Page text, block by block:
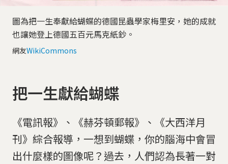
圖為把一生奉獻給蝴蝶的德國昆蟲學家梅里安，她的成就
也讓她登上德國五百元馬克紙鈔。
網友WikiCommons
把一生獻給蝴蝶
《電訊報》、《赫芬頓郵報》、《大西洋月
刊》綜合報導，一想到蝴蝶，你的腦海中會冒
出什麼樣的圖像呢？過去，人們認為長著一對